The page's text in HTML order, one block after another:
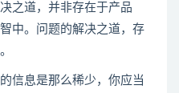
之道，并非存在于产品
中。问题的解决之道，存
信息是那么稀少，你应当